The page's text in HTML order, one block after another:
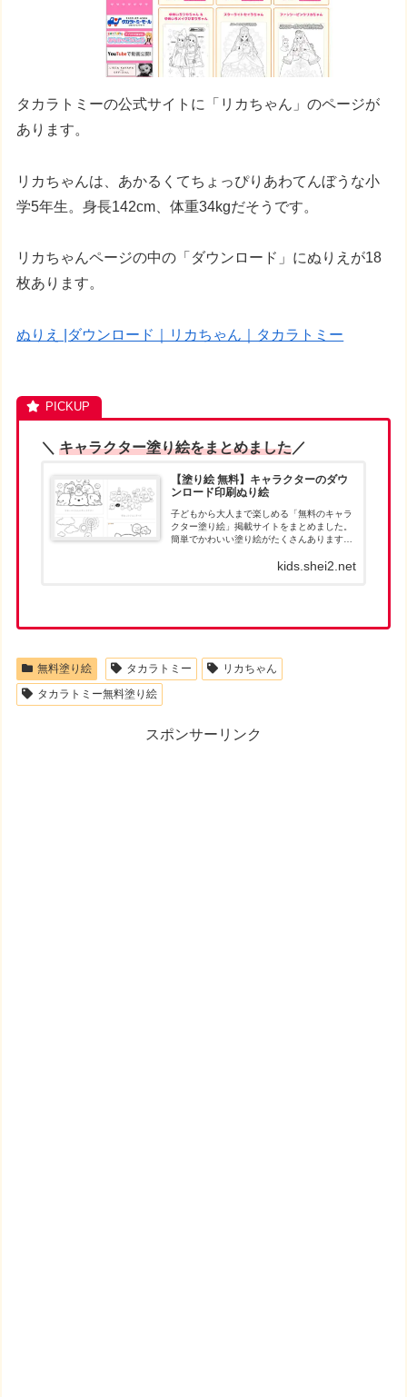
タカラトミーの公式サイトに「リカちゃん」のページが
あります。
リカちゃんは、あかるくてちょっぴりあわてんぼうな小
学5年生。身長142cm、体重34kgだそうです。
リカちゃんページの中の「ダウンロード」にぬりえが18
枚あります。
ぬりえ |ダウンロード｜リカちゃん｜タカラトミー
＼キャラクター塗り絵をまとめました／
【塗り絵 無料】キャラクターのダウ
ンロード印刷ぬり絵
子どもから大人まで楽しめる「無料のキャラ
クター塗り絵」掲載サイトをまとめました。
簡単でかわいい塗り絵がたくさんあります。
でダウンロードして、印刷して遊んでくださ
kids.shei2.net
無料塗り絵 タカラトミー
リカちゃん
タカラトミー無料塗り絵
スポンサーリンク